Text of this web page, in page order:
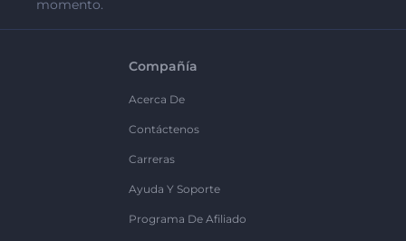
momento.
Compañía
Acerca De
Contáctenos
Carreras
Ayuda Y Soporte
Programa De Afiliado